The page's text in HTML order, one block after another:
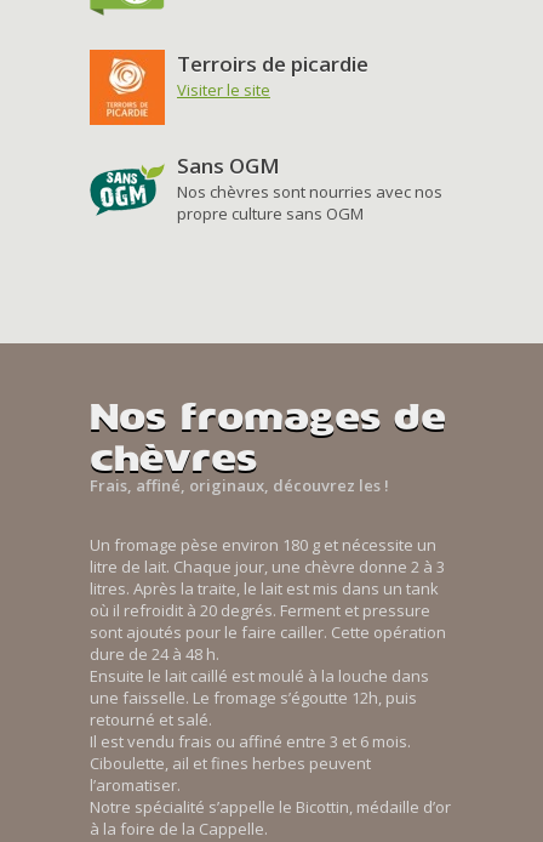
Terroirs de picardie
Visiter le site
Sans OGM
Nos chèvres sont nourries avec nos
propre culture sans OGM
Nos fromages de
chèvres
Frais, affiné, originaux, découvrez les !
Un fromage pèse environ 180 g et nécessite un
litre de lait. Chaque jour, une chèvre donne 2 à 3
litres. Après la traite, le lait est mis dans un tank
où il refroidit à 20 degrés. Ferment et pressure
sont ajoutés pour le faire cailler. Cette opération
dure de 24 à 48 h.
Ensuite le lait caillé est moulé à la louche dans
une faisselle. Le fromage s’égoutte 12h, puis
retourné et salé.
Il est vendu frais ou affiné entre 3 et 6 mois.
Ciboulette, ail et fines herbes peuvent
l’aromatiser.
Notre spécialité s’appelle le Bicottin, médaille d’or
à la foire de la Cappelle.